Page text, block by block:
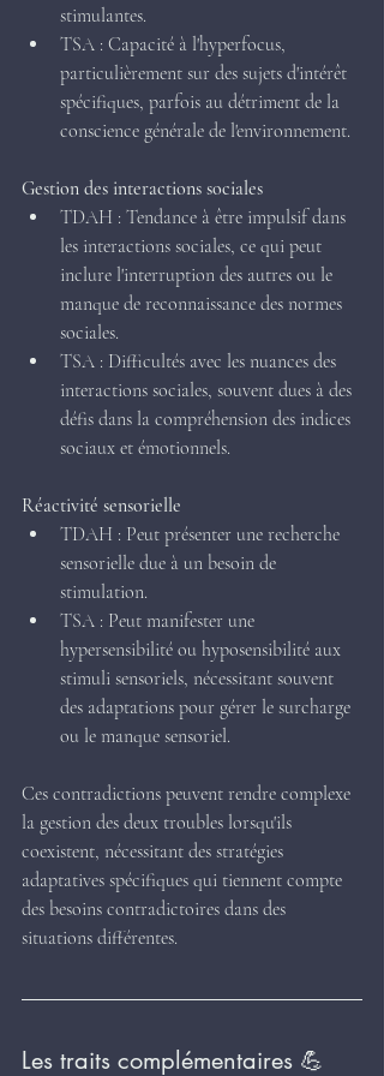
stimulantes.
TSA : Capacité à l'hyperfocus,
particulièrement sur des sujets d'intérêt
spécifiques, parfois au détriment de la
conscience générale de l'environnement.
Gestion des interactions sociales
TDAH : Tendance à être impulsif dans
les interactions sociales, ce qui peut
inclure l'interruption des autres ou le
manque de reconnaissance des normes
sociales.
TSA : Difficultés avec les nuances des
interactions sociales, souvent dues à des
défis dans la compréhension des indices
sociaux et émotionnels.
Réactivité sensorielle
TDAH : Peut présenter une recherche
sensorielle due à un besoin de
stimulation.
TSA : Peut manifester une
hypersensibilité ou hyposensibilité aux
stimuli sensoriels, nécessitant souvent
des adaptations pour gérer le surcharge
ou le manque sensoriel.
Ces contradictions peuvent rendre complexe
la gestion des deux troubles lorsqu'ils
coexistent, nécessitant des stratégies
adaptatives spécifiques qui tiennent compte
des besoins contradictoires dans des
situations différentes.
Les traits complémentaires 💪